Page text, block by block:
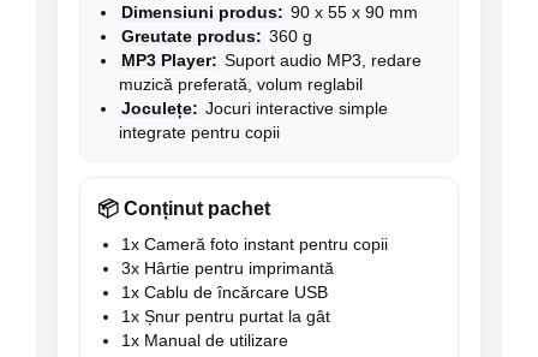
Dimensiuni produs: 90 x 55 x 90 mm
Greutate produs: 360 g
MP3 Player: Suport audio MP3, redare
muzică preferată, volum reglabil
Joculețe: Jocuri interactive simple
integrate pentru copii
📦 Conținut pachet
1x Cameră foto instant pentru copii
3x Hârtie pentru imprimantă
1x Cablu de încărcare USB
1x Șnur pentru purtat la gât
1x Manual de utilizare